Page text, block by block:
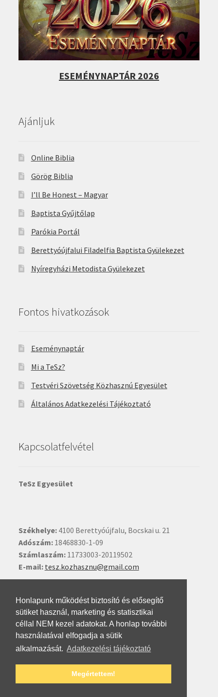
Honlapunk működést biztosító és elősegítő
sütiket használ, marketing és statisztikai
céllal NEM kezel adatokat. A honlap további
használatával elfogadja a sütik
alkalmazását. Adatkezelési tájékoztató
Megértettem!
ESEMÉNYNAPTÁR 2026
Ajánljuk
Online Biblia
Görög Biblia
I’ll Be Honest – Magyar
Baptista Gyűjtőlap
Parókia Portál
Berettyóújfalui Filadelfia Baptista Gyülekezet
Nyíregyházi Metodista Gyülekezet
Fontos hivatkozások
Eseménynaptár
Mi a TeSz?
Testvéri Szövetség Közhasznú Egyesület
Általános Adatkezelési Tájékoztató
Kapcsolatfelvétel
TeSz Egyesület
Székhelye:4100 Berettyóújfalu, Bocskai u. 21
Adószám:18468830-1-09
Számlaszám:11733003-20119502
E-mail: tesz.kozhasznu@gmail.com
© Testvéri Szövetség 2026